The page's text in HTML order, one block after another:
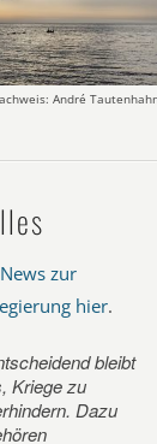
André
zur
hier.
bleibt
Kriege zu
Dazu